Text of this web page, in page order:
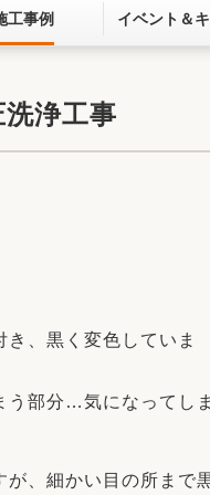
デンスペース
お客さま満足
リフォームお役
工事例 イベント＆
浄工事
、黒く変色していま
う部分…気になってしま
が、細かい目の所まで